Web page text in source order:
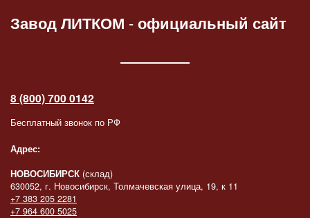
Завод ЛИТКОМ -официальный сайт
8 (800) 700 0142
Бесплатный звонок по РФ
Адрес:
НОВОСИБИРСК (склад)
630052, г. Новосибирск, Толмачевская улица, 19, к 11
+7 383 205 2281
+7 964 600 5025